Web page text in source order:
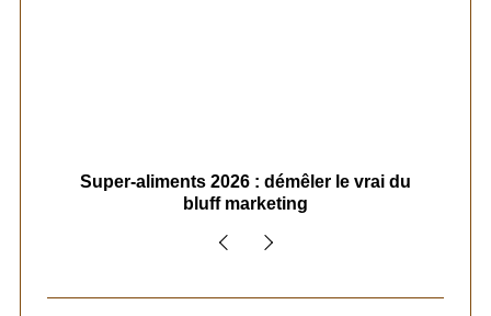
Super-aliments 2026 : démêler le vrai du
bluff marketing